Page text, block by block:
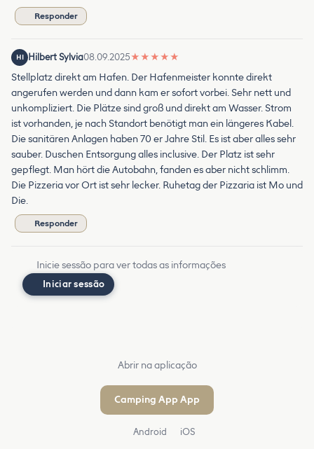
Responder
HI Hilbert Sylvia08.09.2025★ ★ ★ ★ ★
Stellplatz direkt am Hafen. Der Hafenmeister konnte direkt
angerufen werden und dann kam er sofort vorbei. Sehr nett und
unkompliziert. Die Plätze sind groß und direkt am Wasser. Strom
ist vorhanden, je nach Standort benötigt man ein längeres Kabel.
Die sanitären Anlagen haben 70 er Jahre Stil. Es ist aber alles sehr
sauber. Duschen Entsorgung alles inclusive. Der Platz ist sehr
gepflegt. Man hört die Autobahn, fanden es aber nicht schlimm.
Die Pizzeria vor Ort ist sehr lecker. Ruhetag der Pizzaria ist Mo und
Die.
Responder
Inicie sessão para ver todas as informações
Iniciar sessão
Abrir na aplicação
Camping App App
Android iOS